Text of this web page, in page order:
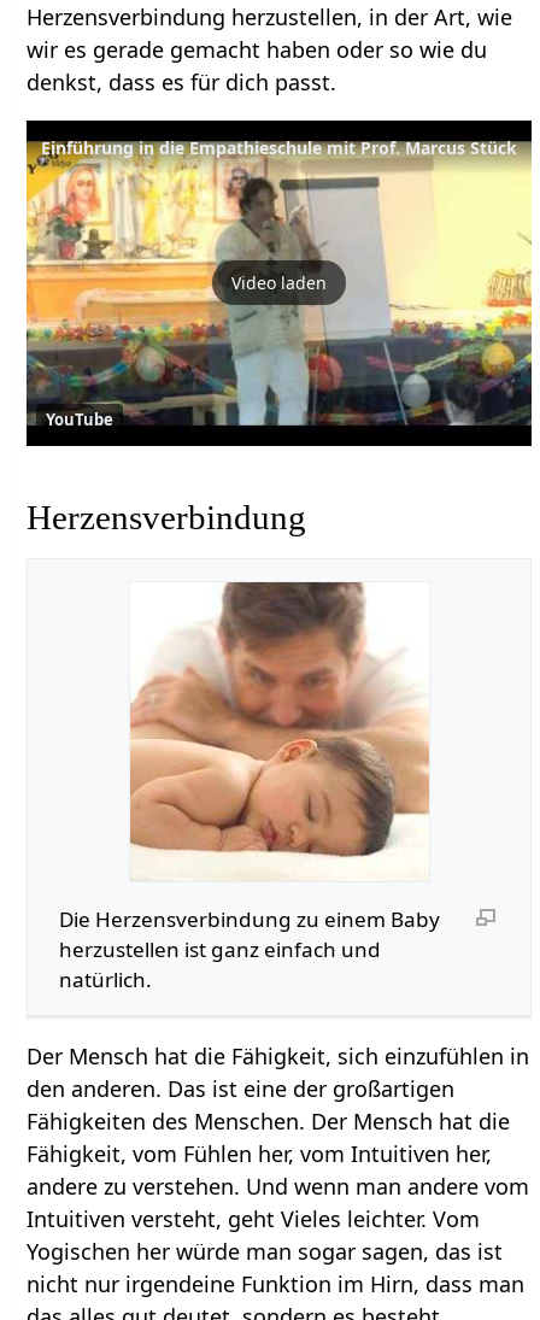
Herzensverbindung herzustellen, in der Art, wie
wir es gerade gemacht haben oder so wie du
denkst, dass es für dich passt.
Einführung in die Empathieschule mit Prof. Marcus Stück
Video laden
YouTube
Herzensverbindung
Die Herzensverbindung zu einem Baby
herzustellen ist ganz einfach und
natürlich.
Der Mensch hat die Fähigkeit, sich einzufühlen in
den anderen. Das ist eine der großartigen
Fähigkeiten des Menschen. Der Mensch hat die
Fähigkeit, vom Fühlen her, vom Intuitiven her,
andere zu verstehen. Und wenn man andere vom
Intuitiven versteht, geht Vieles leichter. Vom
Yogischen her würde man sogar sagen, das ist
nicht nur irgendeine Funktion im Hirn, dass man